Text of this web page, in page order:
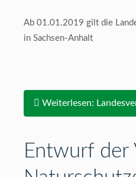
Ab 01.01.2019 gilt die
in Sachsen-Anhalt
Weiterlesen:
Entwurf der